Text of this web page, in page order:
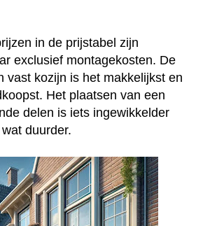
in de prijstabel zijn
exclusief montagekosten. De
vast kozijn is het makkelijkst en
Het plaatsen van een
delen is iets ingewikkelder
duurder.